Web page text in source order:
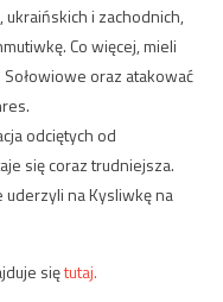
i zachodnich,
Co więcej, mieli
oraz atakować
odciętych od
się coraz trudniejsza.
na Kysliwkę na
siętutaj.